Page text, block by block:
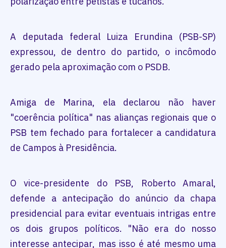
A deputada federal Luiza Erundina (PSB-SP)
expressou, de dentro do partido, o incômodo
gerado pela aproximação com o PSDB.
Amiga de Marina, ela declarou não haver
"coerência política" nas alianças regionais que o
PSB tem fechado para fortalecer a candidatura
de Campos à Presidência.
O vice-presidente do PSB, Roberto Amaral,
defende a antecipação do anúncio da chapa
presidencial para evitar eventuais intrigas entre
os dois grupos políticos. "Não era do nosso
interesse antecipar, mas isso é até mesmo uma